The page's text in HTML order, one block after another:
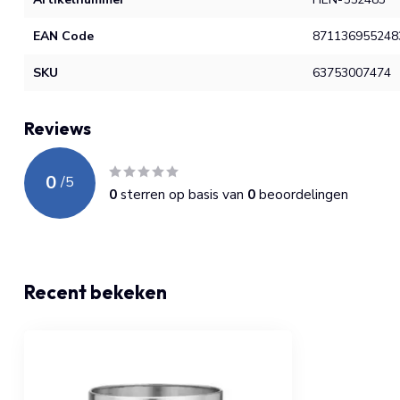
EAN Code
SKU 63753007474
Reviews
0 /5
0sterren op basis van 0beoordelingen
Recent bekeken